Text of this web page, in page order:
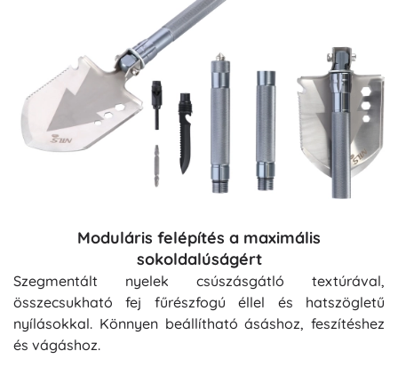
Moduláris felépítés a maximális
sokoldalúságért
Szegmentált nyelek csúszásgátló textúrával,
összecsukható fej fűrészfogú éllel és hatszögletű
nyílásokkal. Könnyen beállítható ásáshoz, feszítéshez
és vágáshoz.